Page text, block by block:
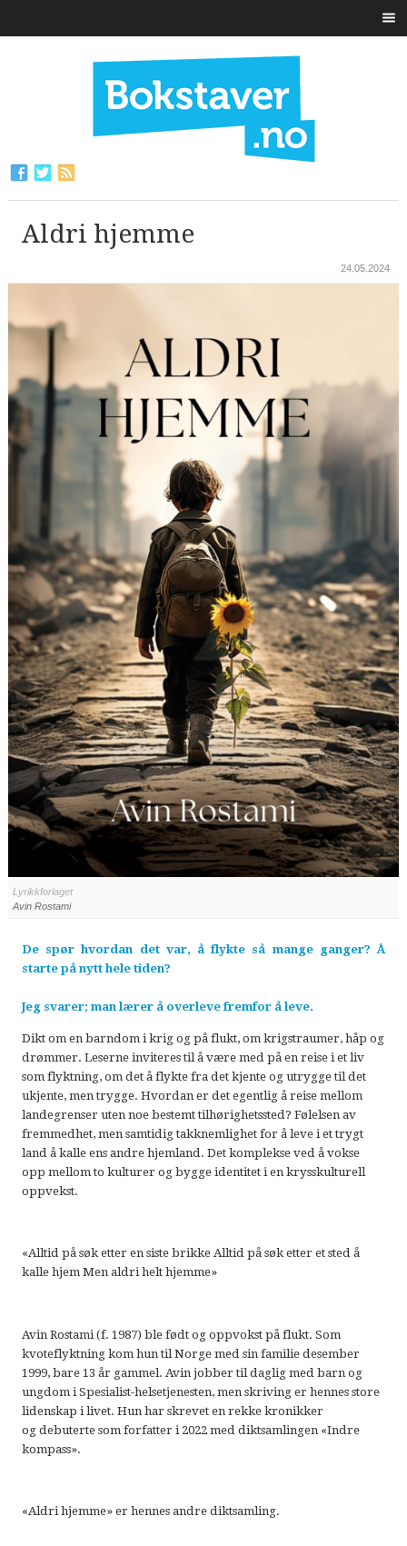
Aldri hjemme
24.05.2024
Lyrikkforlaget
Avin Rostami
De spør hvordan det var, å flykte så mange ganger? Å
starte på nytt hele tiden?
Jeg svarer; man lærer å overleve fremfor å leve.
Dikt om en barndom i krig og på flukt, om krigstraumer, håp og
drømmer. Leserne inviteres til å være med på en reise i et liv
som flyktning, om det å flykte fra det kjente og utrygge til det
ukjente, men trygge. Hvordan er det egentlig å reise mellom
landegrenser uten noe bestemt tilhørighetssted? Følelsen av
fremmedhet, men samtidig takknemlighet for å leve i et trygt
land å kalle ens andre hjemland. Det komplekse ved å vokse
opp mellom to kulturer og bygge identitet i en krysskulturell
oppvekst.
«Alltid på søk etter en siste brikke Alltid på søk etter et sted å
kalle hjem Men aldri helt hjemme»
Avin Rostami (f. 1987) ble født og oppvokst på flukt. Som
kvoteflyktning kom hun til Norge med sin familie desember
1999, bare 13 år gammel. Avin jobber til daglig med barn og
ungdom i Spesialist-helsetjenesten, men skriving er hennes store
lidenskap i livet. Hun har skrevet en rekke kronikker
og debuterte som forfatter i 2022 med diktsamlingen «Indre
kompass».
«Aldri hjemme» er hennes andre diktsamling.